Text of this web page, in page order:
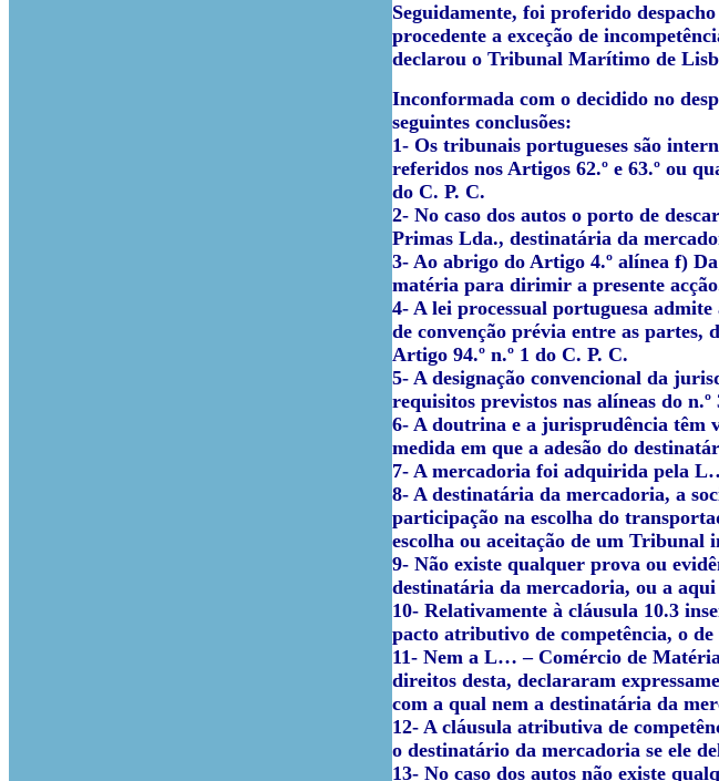
Seguidamente, foi proferido
procedente a exceção de
declarou o Tribunal Marítimo de
Inconformada com o decidido no
seguintes conclusões:
1- Os tribunais portugueses são
referidos nos Artigos 62.º e 63.º ou
do C. P. C.
2- No caso dos autos o porto de
Primas Lda., destinatária da
3- Ao abrigo do Artigo 4.º alínea f)
matéria para dirimir a presente
4- A lei processual portuguesa
de convenção prévia entre as partes,
Artigo 94.º n.º 1 do C. P. C.
5- A designação convencional da
requisitos previstos nas alíneas do
6- A doutrina e a jurisprudência têm
medida em que a adesão do
7- A mercadoria foi adquirida pela
8- A destinatária da mercadoria, a
participação na escolha do
escolha ou aceitação de um
9- Não existe qualquer prova ou
destinatária da mercadoria, ou a
10- Relativamente à cláusula 10.3
pacto atributivo de competência, o
11- Nem a L… – Comércio de
direitos desta, declararam
com a qual nem a destinatária da
12- A cláusula atributiva de
o destinatário da mercadoria se ele
13- No caso dos autos não existe